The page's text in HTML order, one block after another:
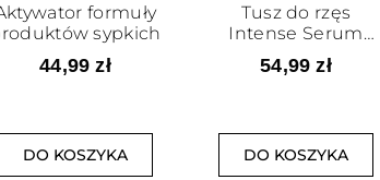
formuły
sypkich
44,99 zł
DO KOSZYKA
Tusz do rzęs
Intense Serum
Mascara
54,99 zł
DO KOSZYKA